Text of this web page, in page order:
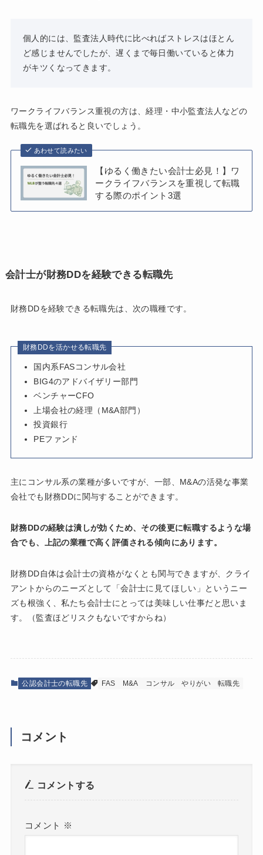
個人的には、監査法人時代に比べればストレスはほとん
ど感じませんでしたが、遅くまで毎日働いていると体力
がキツくなってきます。
ワークライフバランス重視の方は、経理・中小監査法人などの
転職先を選ばれると良いでしょう。
あわせて読みたい
【ゆるく働きたい会計士必見！】ワ
ークライフバランスを重視して転職
する際のポイント3選
会計士が財務DDを経験できる転職先
財務DDを経験できる転職先は、次の職種です。
財務DDを活かせる転職先
国内系FASコンサル会社
BIG4のアドバイザリー部門
ベンチャーCFO
上場会社の経理（M&A部門）
投資銀行
PEファンド
主にコンサル系の業種が多いですが、一部、M&Aの活発な事業
会社でも財務DDに関与することができます。
財務DDの経験は潰しが効くため、その後更に転職するような場
合でも、上記の業種で高く評価される傾向にあります。
財務DD自体は会計士の資格がなくとも関与できますが、クライ
アントからのニーズとして「会計士に見てほしい」というニー
ズも根強く、私たち会計士にとっては美味しい仕事だと思いま
す。（監査ほどリスクもないですからね）
公認会計士の転職先 FAS M&A コンサル やりがい 転職先
コメント
コメントする
コメント ※